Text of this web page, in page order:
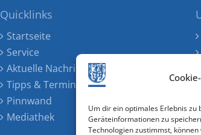
Um dir ein optimales Erlebnis zu
Geräteinformationen zu
Technologien zustimmst,
Quicklinks
Startseite
Service
Aktuelle Nachrichten
Tipps & Termine
Pinnwand
Mediathek